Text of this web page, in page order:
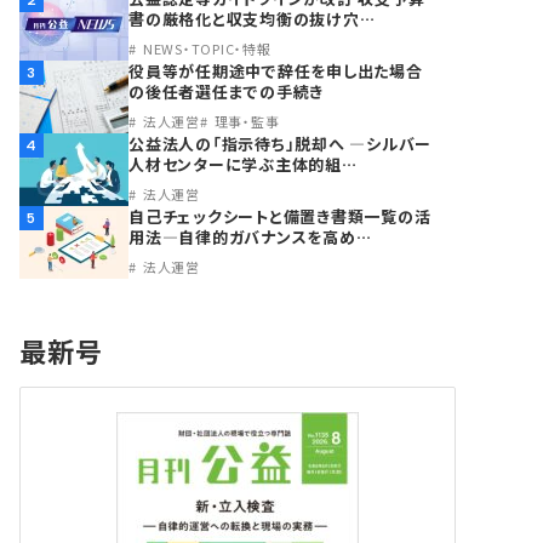
書の厳格化と収支均衡の抜け穴…
NEWS・TOPIC・特報
3
役員等が任期途中で辞任を申し出た場合
の後任者選任までの手続き
法人運営 理事・監事
4
公益法人の「指示待ち」脱却へ ―シルバー
人材センターに学ぶ主体的組…
法人運営
5
自己チェックシートと備置き書類一覧の活
用法―自律的ガバナンスを高め…
法人運営
最新号